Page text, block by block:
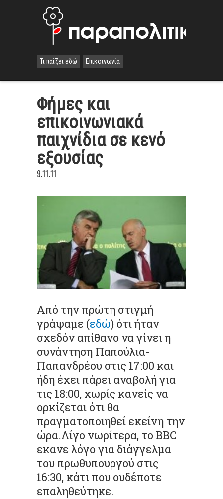
Τι παίζει εδώ Επικοινωνία
Φήμες και
επικοινωνιακά
παιχνίδια σε κενό
εξουσίας
9.11.11
Aπό την πρώτη στιγμή
γράψαμε (εδώ) ότι ήταν
σχεδόν απίθανο να γίνει η
συνάντηση Παπούλια-
Παπανδρέου στις 17:00 και
ήδη έχει πάρει αναβολή για
τις 18:00, χωρίς κανείς να
ορκίζεται ότι θα
πραγματοποιηθεί εκείνη την
ώρα.Λίγο νωρίτερα, το BBC
εκανε λόγο για διάγγελμα
του πρωθυπουργού στις
16:30, κάτι που ουδέποτε
επαληθεύτηκε.